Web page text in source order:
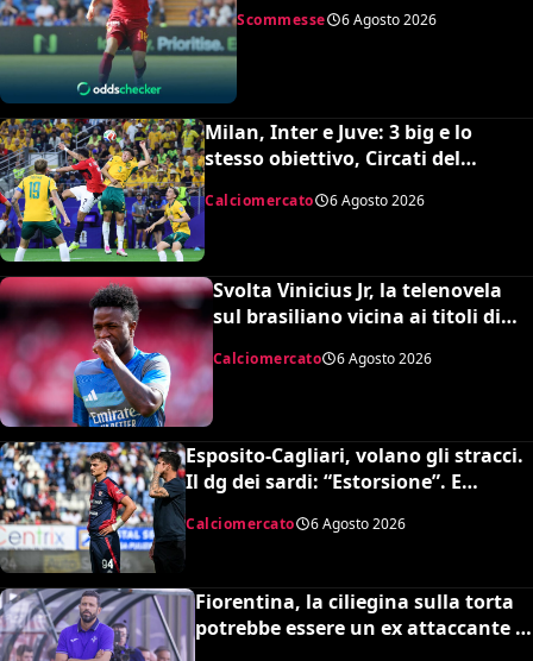
Scommesse 6 Agosto 2026
Milan, Inter e Juve: 3 big e lo
stesso obiettivo, Circati del
Calciomercato 6 Agosto 2026
Svolta Vinicius Jr, la telenovela
sul brasiliano vicina ai titoli di
Calciomercato 6 Agosto 2026
Esposito-Cagliari, volano gli stracci.
Il dg dei sardi: “Estorsione”. E
durissima
Calciomercato 6 Agosto 2026
Fiorentina, la ciliegina sulla torta
potrebbe essere un ex attaccante di